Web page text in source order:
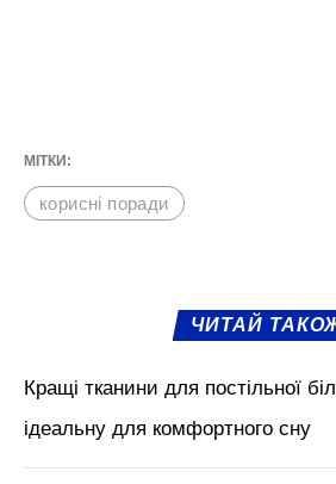
МІТКИ:
корисні поради
ЧИТАЙ
Кращі тканини для постільної
ідеальну для комфортного сну